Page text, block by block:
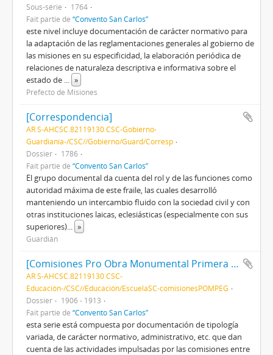
Sous-série
1764
Fait partie de “Convento San Carlos”
este nivel incluye documentación de carácter normativo para
la adaptación de las reglamentaciones generales al gobierno de
las misiones en su especificidad, la elaboración periódica de
relaciones de naturaleza descriptiva e informativa sobre el
estado de ... »
Prefecto de Misiones
[Correspondencia]
AR S-AHCSC.82119130 CSC-Gobierno-
Guardianía-/CSC//Gobierno/Guard/Corresp
Dossier
1786
Fait partie de “Convento San Carlos”
El grupo documental da cuenta del rol y de las funciones como
autoridad máxima de este fraile, las cuales desarrolló
manteniendo un intercambio fluido con la sociedad civil y con
otras instituciones laicas, eclesiásticas (especialmente con sus
superiores)... »
Guardián
[Comisiones Pro Obra Monumental Primera Escuela Gratuita]
AR S-AHCSC.82119130 CSC-
Educación-/CSC//Educación/EscuelaSC-comisionesPOMPEG
Dossier
1906 - 1913
Fait partie de “Convento San Carlos”
esta serie está compuesta por documentación de tipología
variada, de carácter normativo, administrativo, etc. que dan
cuenta de las actividades impulsadas por las comisiones entre